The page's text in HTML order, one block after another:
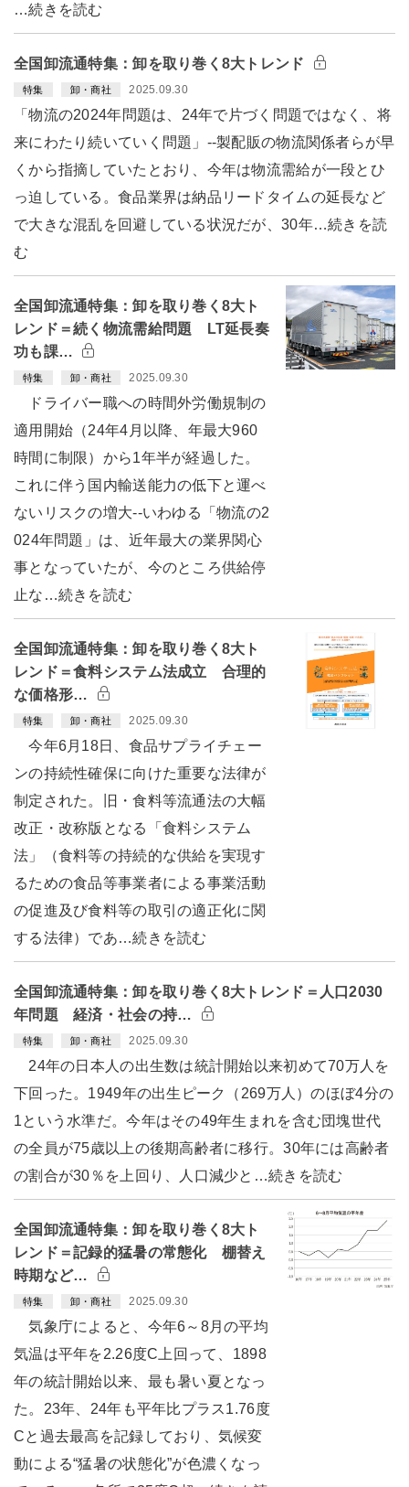
…続きを読む
全国卸流通特集：卸を取り巻く8大トレンド
特集 卸・商社 2025.09.30
「物流の2024年問題は、24年で片づく問題ではなく、将
来にわたり続いていく問題」--製配販の物流関係者らが早
くから指摘していたとおり、今年は物流需給が一段とひ
っ迫している。食品業界は納品リードタイムの延長など
で大きな混乱を回避している状況だが、30年…続きを読
む
全国卸流通特集：卸を取り巻く8大ト
レンド＝続く物流需給問題 LT延長奏
功も課…
特集 卸・商社 2025.09.30
ドライバー職への時間外労働規制の
適用開始（24年4月以降、年最大960
時間に制限）から1年半が経過した。
これに伴う国内輸送能力の低下と運べ
ないリスクの増大--いわゆる「物流の2
024年問題」は、近年最大の業界関心
事となっていたが、今のところ供給停
止な…続きを読む
全国卸流通特集：卸を取り巻く8大ト
レンド＝食料システム法成立 合理的
な価格形…
特集 卸・商社 2025.09.30
今年6月18日、食品サプライチェー
ンの持続性確保に向けた重要な法律が
制定された。旧・食料等流通法の大幅
改正・改称版となる「食料システム
法」（食料等の持続的な供給を実現す
るための食品等事業者による事業活動
の促進及び食料等の取引の適正化に関
する法律）であ…続きを読む
全国卸流通特集：卸を取り巻く8大トレンド＝人口2030
年問題 経済・社会の持…
特集 卸・商社 2025.09.30
24年の日本人の出生数は統計開始以来初めて70万人を
下回った。1949年の出生ピーク（269万人）のほぼ4分の
1という水準だ。今年はその49年生まれを含む団塊世代
の全員が75歳以上の後期高齢者に移行。30年には高齢者
の割合が30％を上回り、人口減少と…続きを読む
全国卸流通特集：卸を取り巻く8大ト
レンド＝記録的猛暑の常態化 棚替え
時期など…
特集 卸・商社 2025.09.30
気象庁によると、今年6～8月の平均
気温は平年を2.26度C上回って、1898
年の統計開始以来、最も暑い夏となっ
た。23年、24年も平年比プラス1.76度
Cと過去最高を記録しており、気候変
動による“猛暑の状態化”が色濃くなっ